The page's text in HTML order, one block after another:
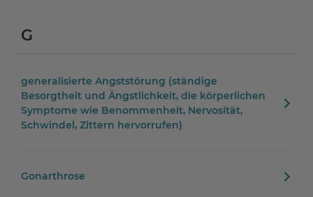
G
generalisierte Angststörung (ständige
Besorgtheit und Ängstlichkeit, die körperlichen
Symptome wie Benommenheit, Nervosität,
Schwindel, Zittern hervorrufen)
Gonarthrose